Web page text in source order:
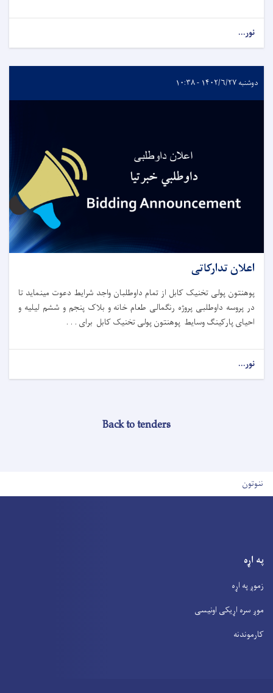
نور...
دوشنبه ۱۴۰۲/۶/۲۷ - ۱۰:۳۸
اعلان تدارکاتی
پوهنتون پولی تخنیک کابل از تمام داوطلبان واجد شرایط دعوت مینماید تا
در پروسه داوطلبی پروژه رنگمالی طعام خانه و بلاک پنجم و ششم لیلیه و
احیای پارکینگ وسایط پوهنتون پولی تخنیک کابل برای . . .
نور...
Back to tenders
User account menu
ننوتون
په اړه
زموږ په اړه
موږ سره اړیکی اونیسی
کارموندنه